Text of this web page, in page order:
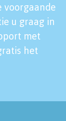
u graag in
met
het